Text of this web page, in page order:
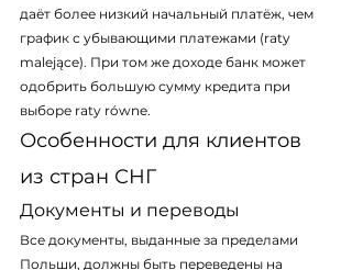
даёт более низкий начальный платёж, чем
график с убывающими платежами (raty
malejące). При том же доходе банк может
одобрить большую сумму кредита при
выборе raty równe.
Особенности для клиентов
из стран СНГ
Документы и переводы
Все документы, выданные за пределами
Польши, должны быть переведены на